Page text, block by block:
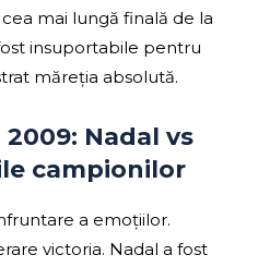
mai lungă finală de la
insuportabile pentru
măreția absolută.
Nadal vs
campionilor
a emoțiilor.
victoria. Nadal a fost